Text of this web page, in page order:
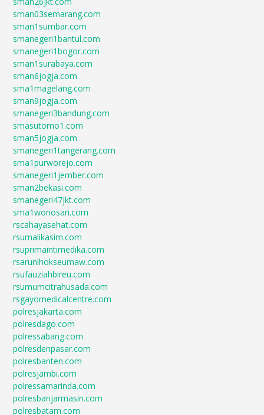
sman03semarang.com
sman1sumbar.com
smanegeri1bantul.com
smanegeri1bogor.com
sman1surabaya.com
sman6jogja.com
sma1magelang.com
sman9jogja.com
smanegeri3bandung.com
smasutomo1.com
sman5jogja.com
smanegeri1tangerang.com
sma1purworejo.com
smanegeri1jember.com
sman2bekasi.com
smanegeri47jkt.com
sma1wonosari.com
rscahayasehat.com
rsumalikasim.com
rsuprimaintimedika.com
rsarunlhokseumaw.com
rsufauziahbireu.com
rsumumcitrahusada.com
rsgayomedicalcentre.com
polresjakarta.com
polresdago.com
polressabang.com
polresdenpasar.com
polresbanten.com
polresjambi.com
polressamarinda.com
polresbanjarmasin.com
polresbatam.com